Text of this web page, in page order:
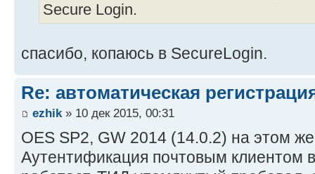
Secure Login.
спасибо, копаюсь в SecureLogin.
Re: автоматическая
ezhik» 10 дек 2015, 00:31
OES SP2, GW 2014 (14.0.2) на этом
Аутентификация почтовым клиентом